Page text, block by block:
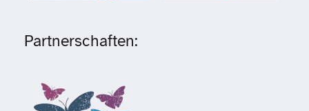
Partnerschaften: